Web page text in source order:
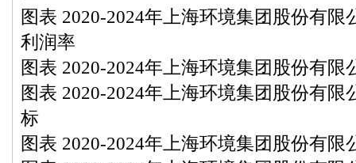
图表 2020-2024年上海环境集团股份有限
利润率
图表 2020-2024年上海环境集团股份有限
图表 2020-2024年上海环境集团股份有限
标
图表 2020-2024年上海环境集团股份有限